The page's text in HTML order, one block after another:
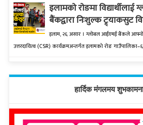
इलामकाे राेङमा
बैंकद्वारा निःशुल्क ट्र्याकसुट
इलाम, २६ असार । ग्लोबल आईएमई बैंकले
उत्तरदायित्व (CSR) कार्यक्रमअन्तर्गत इलामको रोङ
हार्दिक मंगलमय